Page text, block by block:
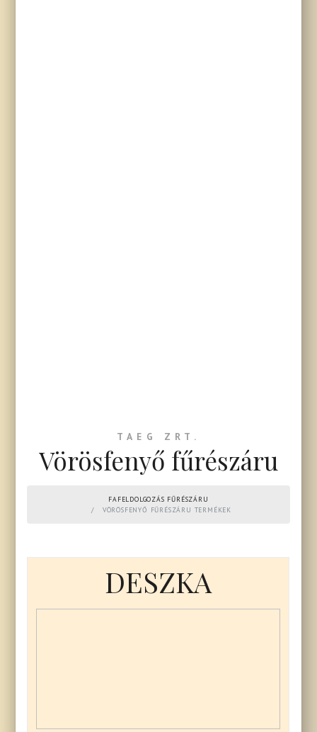
TAEG ZRT.
Vörösfenyő fűrészáru
FAFELDOLGOZÁS FŰRÉSZÁRU
VÖRÖSFENYŐ FŰRÉSZÁRU TERMÉKEK
DESZKA